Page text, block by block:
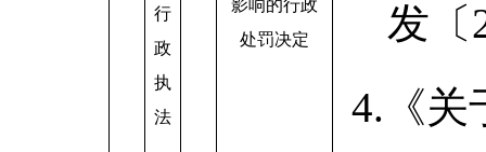
行
政
执
法
发〔
4.《关
影响的行政
处罚决定